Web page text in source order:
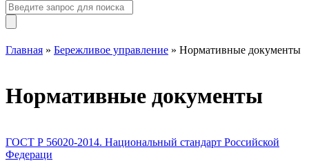
Главная » Бережливое управление » Нормативные документы
Нормативные документы
ГОСТ Р 56020-2014. Национальный стандарт Российской
Федераци